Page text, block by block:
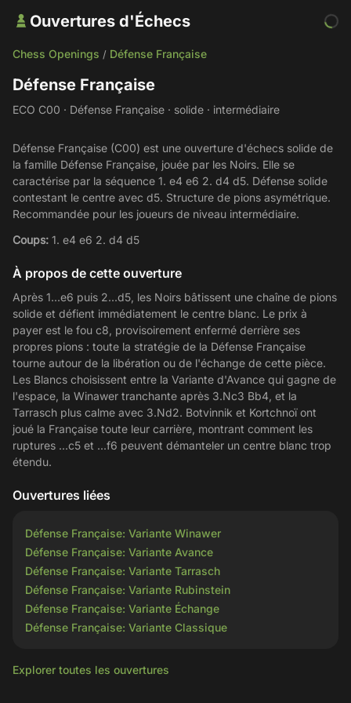
Ouvertures d'Échecs
Chess Openings / Défense Française
Défense Française
ECO C00 · Défense Française · solide · intermédiaire
Défense Française (C00) est une ouverture d'échecs solide de
la famille Défense Française, jouée par les Noirs. Elle se
caractérise par la séquence 1. e4 e6 2. d4 d5. Défense solide
contestant le centre avec d5. Structure de pions asymétrique.
Recommandée pour les joueurs de niveau intermédiaire.
Coups: 1. e4 e6 2. d4 d5
À propos de cette ouverture
Après 1...e6 puis 2...d5, les Noirs bâtissent une chaîne de pions
solide et défient immédiatement le centre blanc. Le prix à
payer est le fou c8, provisoirement enfermé derrière ses
propres pions : toute la stratégie de la Défense Française
tourne autour de la libération ou de l'échange de cette pièce.
Les Blancs choisissent entre la Variante d'Avance qui gagne de
l'espace, la Winawer tranchante après 3.Nc3 Bb4, et la
Tarrasch plus calme avec 3.Nd2. Botvinnik et Kortchnoï ont
joué la Française toute leur carrière, montrant comment les
ruptures ...c5 et ...f6 peuvent démanteler un centre blanc trop
étendu.
Ouvertures liées
Défense Française: Variante Winawer
Défense Française: Variante Avance
Défense Française: Variante Tarrasch
Défense Française: Variante Rubinstein
Défense Française: Variante Échange
Défense Française: Variante Classique
Explorer toutes les ouvertures